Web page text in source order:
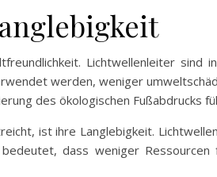
Lichtwellenleiter
werden, weniger
des ökologischen Fußabdrucks
ist ihre Langlebigkeit.
dass weniger